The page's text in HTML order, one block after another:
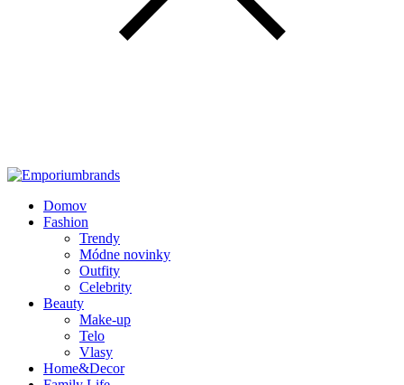
Domov
Fashion
Trendy
Módne novinky
Outfity
Celebrity
Beauty
Make-up
Telo
Vlasy
Home&Decor